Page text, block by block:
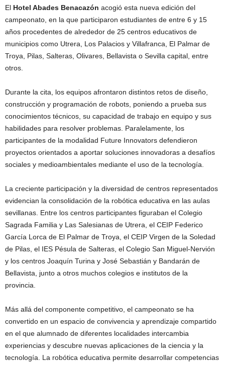
El Hotel Abades Benacazón acogió esta nueva edición del
campeonato, en la que participaron estudiantes de entre 6 y 15
años procedentes de alrededor de 25 centros educativos de
municipios como Utrera, Los Palacios y Villafranca, El Palmar de
Troya, Pilas, Salteras, Olivares, Bellavista o Sevilla capital, entre
otros.
Durante la cita, los equipos afrontaron distintos retos de diseño,
construcción y programación de robots, poniendo a prueba sus
conocimientos técnicos, su capacidad de trabajo en equipo y sus
habilidades para resolver problemas. Paralelamente, los
participantes de la modalidad Future Innovators defendieron
proyectos orientados a aportar soluciones innovadoras a desafíos
sociales y medioambientales mediante el uso de la tecnología.
La creciente participación y la diversidad de centros representados
evidencian la consolidación de la robótica educativa en las aulas
sevillanas. Entre los centros participantes figuraban el Colegio
Sagrada Familia y Las Salesianas de Utrera, el CEIP Federico
García Lorca de El Palmar de Troya, el CEIP Virgen de la Soledad
de Pilas, el IES Pésula de Salteras, el Colegio San Miguel-Nervión
y los centros Joaquín Turina y José Sebastián y Bandarán de
Bellavista, junto a otros muchos colegios e institutos de la
provincia.
Más allá del componente competitivo, el campeonato se ha
convertido en un espacio de convivencia y aprendizaje compartido
en el que alumnado de diferentes localidades intercambia
experiencias y descubre nuevas aplicaciones de la ciencia y la
tecnología. La robótica educativa permite desarrollar competencias